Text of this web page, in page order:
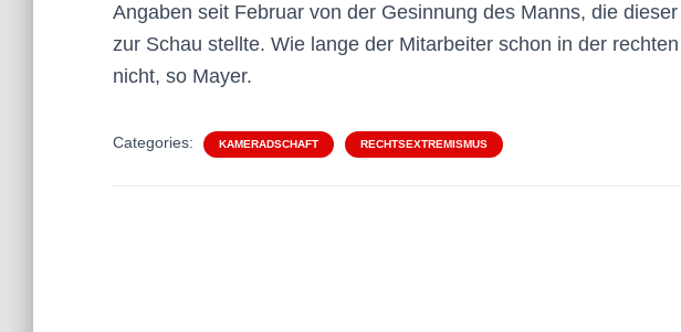
Angaben seit Februar von der Gesinnung des Manns, die
zur Schau stellte. Wie lange der Mitarbeiter schon in der
nicht, so Mayer.
Categories: KAMERADSCHAFT RECHTSEXTREMISMUS